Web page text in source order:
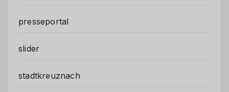
presseportal
slider
stadtkreuznach